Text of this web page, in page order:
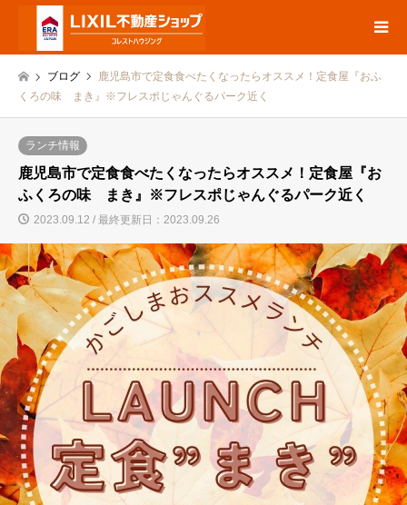
ブログ
鹿児島市で定食食べたくなったらオススメ！定食屋『おふ
くろの味 まき』※フレスポじゃんぐるパーク近く
ランチ情報
鹿児島市で定食食べたくなったらオススメ！定食屋『お
ふくろの味 まき』※フレスポじゃんぐるパーク近く
2023.09.12 / 最終更新日：2023.09.26